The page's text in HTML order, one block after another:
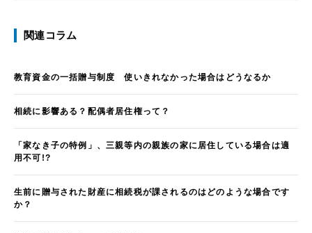
関連コラム
教育資金の一括贈与制度 使いきれなかった場合はどうなるか
相続に影響ある？配偶者居住権って？
「家なき子の特例」、三親等内の親族の家に居住している場合は適
用不可!?
生前に贈与された財産に相続税が課されるのはどのような場合です
か？